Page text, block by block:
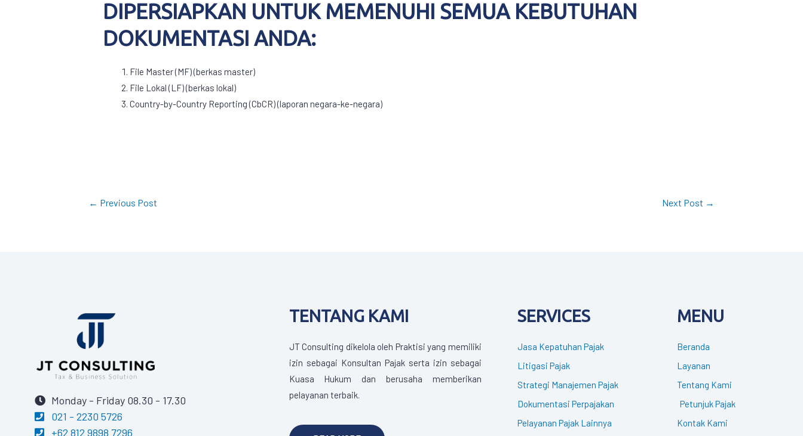
DIPERSIAPKAN UNTUK MEMENUHI SEMUA KEBUTUHAN
DOKUMENTASI ANDA:
File Master (MF) (berkas master)
File Lokal (LF) (berkas lokal)
Country-by-Country Reporting (CbCR) (laporan negara-ke-negara)
← Previous Post Next Post →
Monday - Friday 08.30 - 17.30
021 - 2230 5726
+62 812 9898 7296
TENTANG KAMI
JT Consulting dikelola oleh Praktisi yang memiliki
izin sebagai Konsultan Pajak serta izin sebagai
Kuasa Hukum dan berusaha memberikan
pelayanan terbaik.
SERVICES
Jasa Kepatuhan Pajak
Litigasi Pajak
Strategi Manajemen Pajak
Dokumentasi Perpajakan
Pelayanan Pajak Lainnya
MENU
Beranda
Layanan
Tentang Kami
Petunjuk Pajak
Kontak Kami